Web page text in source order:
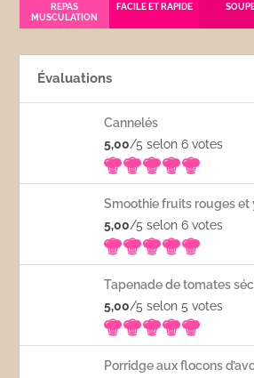
REPAS
MUSCULATION
FACILE ET RAPIDE
Évaluations
Cannelés
5,00/5 selon 6votes
Smoothie fruits rouges et
5,00/5 selon 6votes
Tapenade de tomates
5,00/5 selon 5votes